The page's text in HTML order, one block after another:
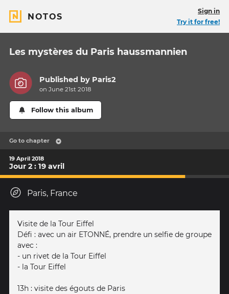
NOTOS
Sign in
Try it for free!
Les mystères du Paris haussmannien
Published by Paris2
on June 21st 2018
Follow this album
Go to chapter
19 April 2018
Jour 2 : 19 avril
Paris, France
Visite de la Tour Eiffel
Défi : avec un air ETONNÉ, prendre un selfie de groupe
avec :
- un rivet de la Tour Eiffel
- la Tour Eiffel
13h : visite des égouts de Paris